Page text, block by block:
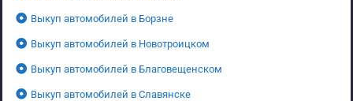
Выкуп автомобилей в Борзне
Выкуп автомобилей в Новотроицком
Выкуп автомобилей в Благовещенском
Выкуп автомобилей в Славянске